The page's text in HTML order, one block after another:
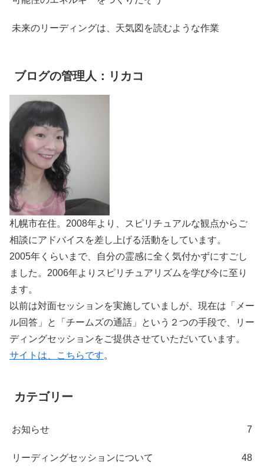
未来のリーディングは、天気図を読むような作業
ブログの管理人：リカコ
札幌市在住。2008年より、スピリチュアルな観点からご
相談にアドバイスを差し上げる活動をしています。
2005年くらいまで、自分の霊感に全く気付かずにすごし
ました。2006年よりスピリチュアリズムを学び今に至り
ます。
以前は対面セッションを実施していましが、現在は「メー
ル回答」と「チームズの通話」という２つの手段で、リー
ディングセッションをご提供させていただいています。
サイトは、こちらです。
カテゴリー
お知らせ 7
リーディングセッションについて 48